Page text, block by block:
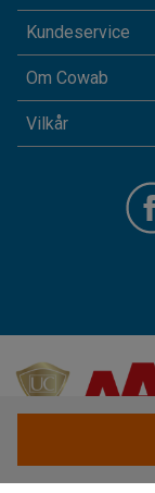
Kundeservice
Om Cowab
Vilkår